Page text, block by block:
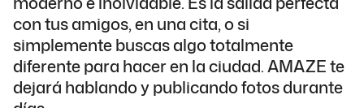
con tus amigos, en una cita, o si
simplemente buscas algo totalmente
diferente para hacer en la ciudad. AMAZE te
dejará hablando y publicando fotos durante